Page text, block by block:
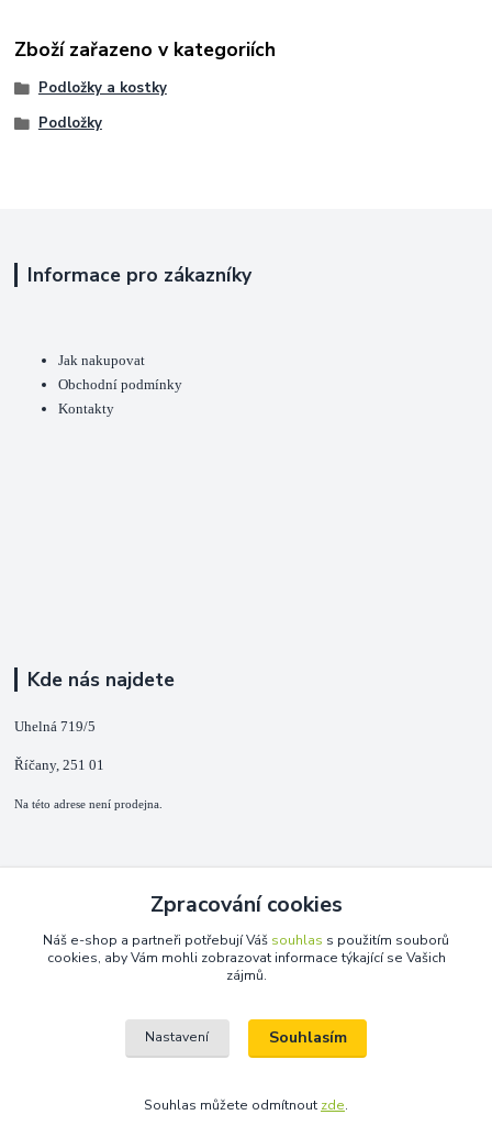
Zboží zařazeno v kategoriích
Podložky a kostky
Podložky
Informace pro zákazníky
Jak nakupovat
Obchodní podmínky
Kontakty
Kde nás najdete
Uhelná 719/5
Říčany, 251 01
Na této adrese není prodejna.
+420 725 889 873
(Po-Ne, 9-18 hod.)
Zpracování cookies
Náš e-shop a partneři potřebují Váš souhlas s použitím souborů
cookies, aby Vám mohli zobrazovat informace týkající se Vašich
zájmů.
Nastavení Souhlasím
Souhlas můžete odmítnout zde.